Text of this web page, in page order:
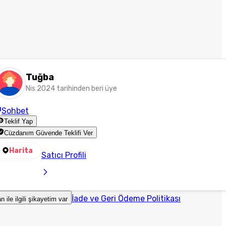
Tuğba
Nis 2024 tarihinden beri üye
Sohbet
Teklif Yap
Cüzdanım Güvende Teklifi Ver
Harita Satıcı Profili
ile ilgili şikayetim var İade ve Geri Ödeme Politikası